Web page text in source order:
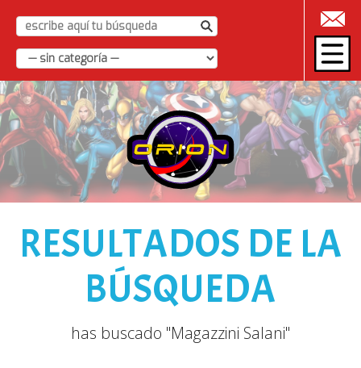
|
RESULTADOS DE LA
BÚSQUEDA
has buscado "Magazzini Salani"